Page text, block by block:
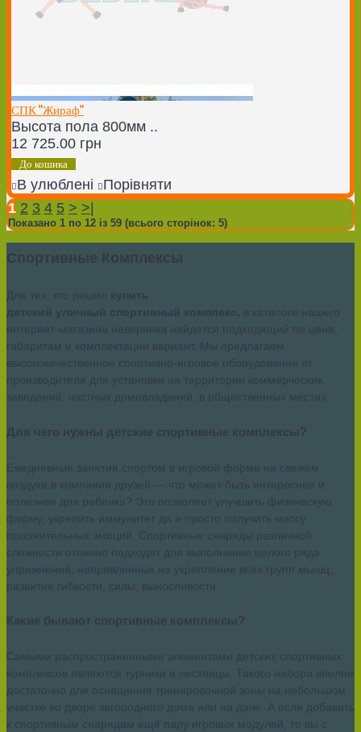
СПК "Жираф"
Высота пола 800мм ..
12 725.00 грн
До кошика
В улюблені
Порівняти
1 2 3 4 5 > >|
Показано 1 по 12 із 59 (всього сторінок: 5)
Спортивные Комплексы
Для тех, кто решил купить
детский уличный спортивный комплекс, в каталоге нашего
интернет-магазина наверняка найдется подходящий по цене,
габаритам и комплектации вариант. Мы предлагаем
высококачественное спортивно-игровое оборудование от
производителя для установки на территории коммерческих
заведений, частных домовладений, в общественных местах.
Для чего нужны детские спортивные комплексы?
Ежедневные занятия спортом в игровой форме на свежем
воздухе в компании друзей — что может быть интереснее и
полезнее для ребенка? Это позволяет улучшить физическую
форму, укрепить иммунитет да и просто получить массу
положительных эмоций. Спортивные снаряды различной
сложности отлично подходят для выполнения целого ряда
упражнений, направленных на укрепление всех групп мышц,
развитие гибкости, силы, выносливости.
Какие бывают спортивные комплексы?
Самыми распространенными элементами детских спортивных
комплексов являются турники и лестницы. Такого набора вполне
достаточно для оснащения тренировочной зоны на небольшом
участке во дворе загородного дома или на даче. А если добавить
к спортивным снарядам ещё пару игровых модулей, то вы с